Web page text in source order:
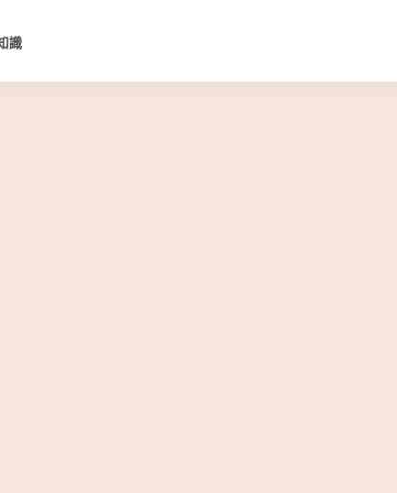
識